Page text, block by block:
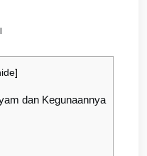
]
dan Kegunaannya